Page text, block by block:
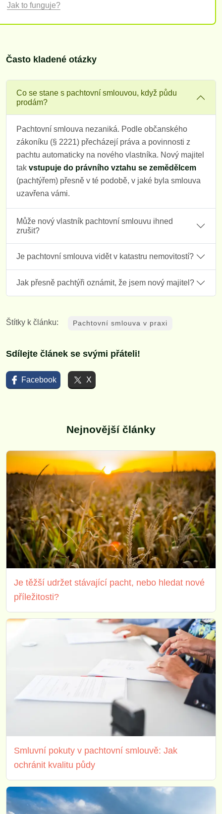
Jak to funguje?
Často kladené otázky
Co se stane s pachtovní smlouvou, když půdu
prodám?
Pachtovní smlouva nezaniká. Podle občanského
zákoníku (§ 2221) přecházejí práva a povinnosti z
pachtu automaticky na nového vlastníka. Nový majitel
tak vstupuje do právního vztahu se zemědělcem
(pachtýřem) přesně v té podobě, v jaké byla smlouva
uzavřena vámi.
Může nový vlastník pachtovní smlouvu ihned
zrušit?
Je pachtovní smlouva vidět v katastru nemovitostí?
Jak přesně pachtýři oznámit, že jsem nový majitel?
Štítky k článku: Pachtovní smlouva v praxi
Sdílejte článek se svými přáteli!
Facebook X
Nejnovější články
Je těžší udržet stávající pacht, nebo hledat nové
příležitosti?
Smluvní pokuty v pachtovní smlouvě: Jak
ochránit kvalitu půdy